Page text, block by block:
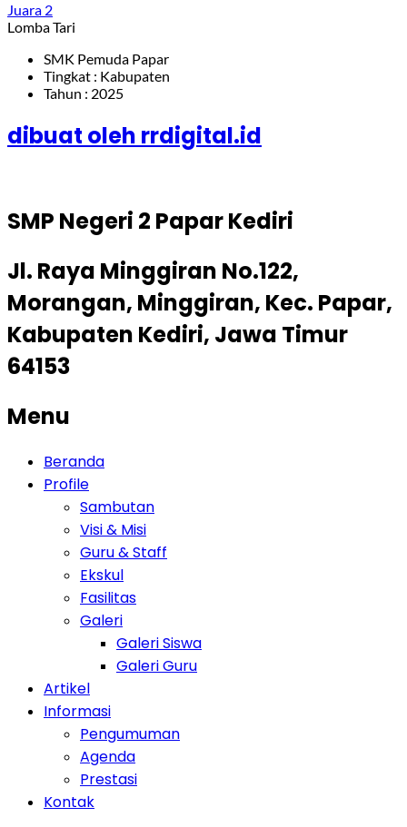
Juara 2
Lomba Tari
SMK Pemuda Papar
Tingkat : Kabupaten
Tahun : 2025
dibuat oleh rrdigital.id
SMP Negeri 2 Papar Kediri
Jl. Raya Minggiran No.122,
Morangan, Minggiran, Kec. Papar,
Kabupaten Kediri, Jawa Timur
64153
Menu
Beranda
Profile
Sambutan
Visi & Misi
Guru & Staff
Ekskul
Fasilitas
Galeri
Galeri Siswa
Galeri Guru
Artikel
Informasi
Pengumuman
Agenda
Prestasi
Kontak